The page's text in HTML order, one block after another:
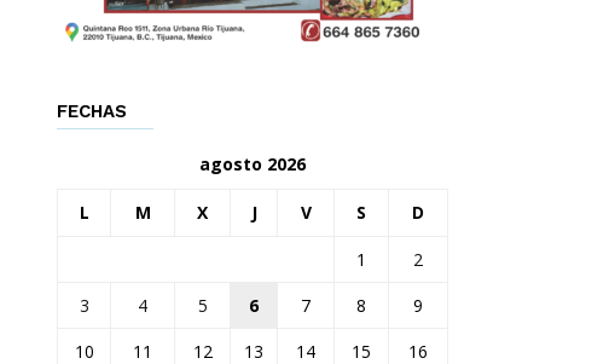
FECHAS
agosto 2026
L M X J V S D
1
2
3
4 5 6 7 8
9
10
11 12 13 14 15
16